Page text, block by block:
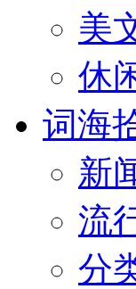
美
休
词海
新
流
分